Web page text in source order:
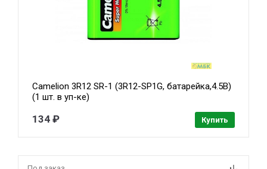
Camelion 3R12 SR-1 (3R12-SP1G, батарейка,4.5В)
(1 шт. в уп-ке)
134 ₽ Купить